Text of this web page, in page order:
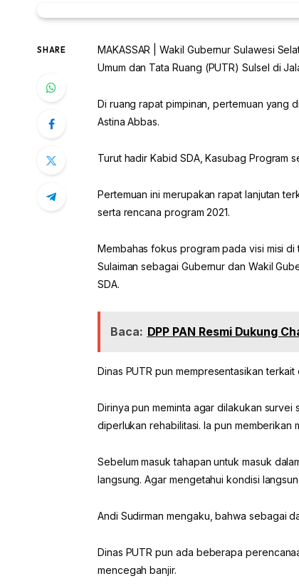
SHARE
MAKASSAR | Wakil Gubernur Sulawesi
Umum dan Tata Ruang (PUTR) Sulsel di
Di ruang rapat pimpinan, pertemuan yang
Astina Abbas.
Turut hadir Kabid SDA, Kasubag Program
Pertemuan ini merupakan rapat lanjutan
serta rencana program 2021.
Membahas fokus program pada visi misi
Sulaiman sebagai Gubernur dan Wakil
SDA.
Baca: DPP PAN Resmi Dukung
Dinas PUTR pun mempresentasikan
Dirinya pun meminta agar dilakukan
diperlukan rehabilitasi. Ia pun memberikan
Sebelum masuk tahapan untuk masuk
langsung. Agar mengetahui kondisi
Andi Sudirman mengaku, bahwa sebagai
Dinas PUTR pun ada beberapa
mencegah banjir.